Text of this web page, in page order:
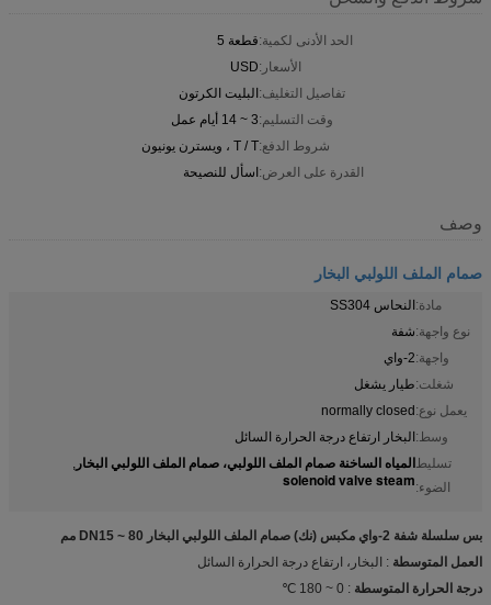
الحد الأدنى لكمية:قطعة 5
الأسعار:USD
تفاصيل التغليف:البليت الكرتون
وقت التسليم:3 ~ 14 أيام عمل
شروط الدفع:T / T ، ويسترن يونيون
القدرة على العرض:اسأل للنصيحة
وصف
صمام الملف اللولبي البخار
مادة:النحاس SS304
نوع واجهة:شفة
واجهة:2-واي
شغلت:طيار يشغل
يعمل نوع:normally closed
وسط:البخار ارتفاع درجة الحرارة السائل
تسليط
الضوء:
المياه الساخنة صمام الملف اللولبي، صمام الملف اللولبي البخار ,
solenoid valve steam
بس سلسلة شفة 2-واي مكبس (نك) صمام الملف اللولبي البخار DN15 ~ 80 مم
العمل المتوسطة : البخار، ارتفاع درجة الحرارة السائل
درجة الحرارة المتوسطة : 0 ~ 180 ℃